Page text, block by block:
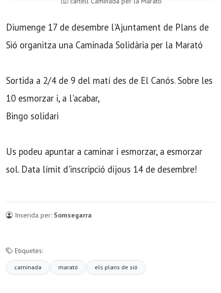
Diumenge 17 de desembre l'Ajuntament de Plans de
Sió organitza una Caminada Solidària per la Marató
Sortida a 2/4 de 9 del matí des de El Canós. Sobre les
10 esmorzar i, a l'acabar,
Bingo solidari
Us podeu apuntar a caminar i esmorzar, a esmorzar
sol. Data límit d'inscripció dijous 14 de desembre!
Inserida per: Somsegarra
Etiquetes:
caminada marató els plans de sió